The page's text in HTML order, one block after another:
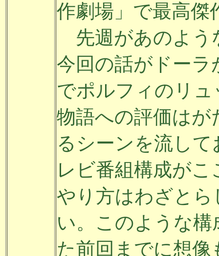
作劇場」で最高傑
先週があのよう
今回の話がドー
でポルフィのリ
物語への評価は
るシーンを流し
レビ番組構成が
やり方はわざと
い。このような
た前回までに想